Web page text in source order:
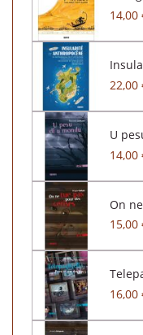
14,00
22,00
U
14,00
On
15,00
16,00